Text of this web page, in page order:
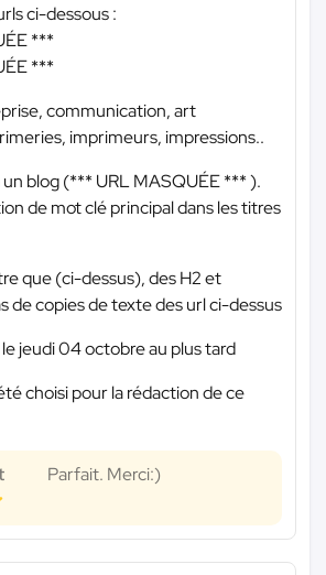
ci-dessous :
***
***
communication, art
imprimeurs, impressions..
blog (*** URL MASQUÉE ***).
de mot clé principal dans les titres
que (ci-dessus), des H2 et
de copies de texte des url ci-dessus
jeudi 04 octobre au plus tard
choisi pour la rédaction de ce
Parfait. Merci:)